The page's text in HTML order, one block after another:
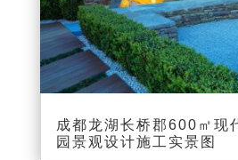
成都龙湖长桥郡600㎡现
园景观设计施工实景图